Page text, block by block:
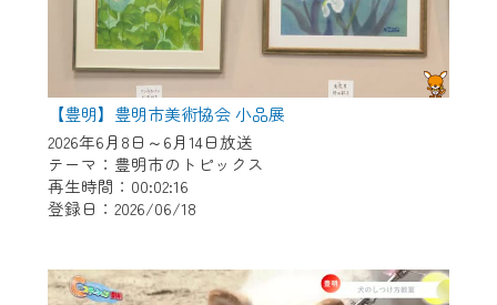
【豊明】豊明市美術協会 小品展
2026年6月8日～6月14日放送
テーマ：豊明市のトピックス
再生時間：00:02:16
登録日：2026/06/18